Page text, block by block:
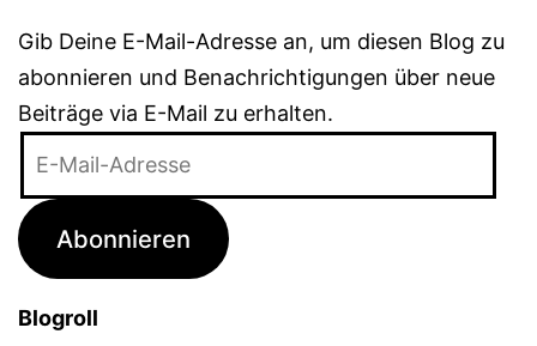
Gib Deine E-Mail-Adresse an, um diesen Blog zu
abonnieren und Benachrichtigungen über neue
Beiträge via E-Mail zu erhalten.
Adresse
Abonnieren
Blogroll